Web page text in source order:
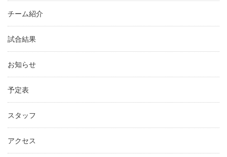
チーム紹介
試合結果
お知らせ
予定表
スタッフ
アクセス